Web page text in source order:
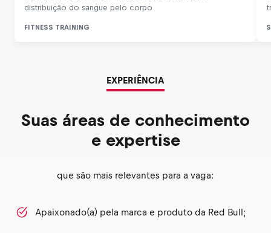
EXPERIÊNCIA
Suas áreas de conhecimento
e expertise
que são mais relevantes para a vaga:
Apaixonado(a) pela marca e produto da Red Bull;